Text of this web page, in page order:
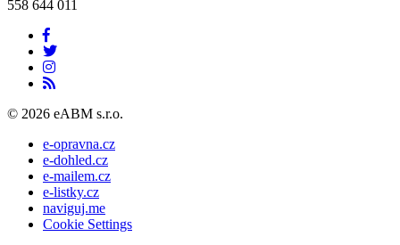
558 644 011
© 2026 eABM s.r.o.
e-opravna.cz
e-dohled.cz
e-mailem.cz
e-listky.cz
naviguj.me
Cookie Settings